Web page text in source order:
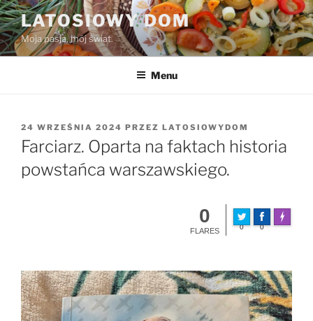
Przejdź
do
treści
LATOSIOWY DOM
Moja pasja, mój świat.
Menu
OPUBLIKOWANE
W
24 WRZEŚNIA 2024 PRZEZ LATOSIOWYDOM
Farciarz. Oparta na faktach historia
powstańca warszawskiego.
0
FLARES 0 0
Made with